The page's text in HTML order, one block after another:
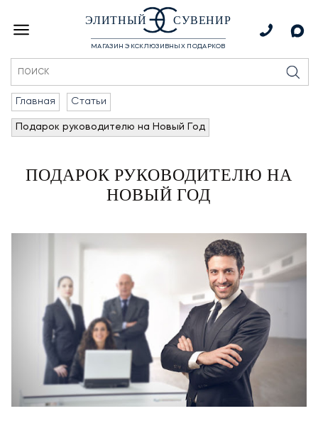
ЭЛИТНЫЙ СУВЕНИР
МАГАЗИН ЭКСКЛЮЗИВНЫХ ПОДАРКОВ
Главная Статьи
Подарок руководителю на Новый Год
ПОДАРОК РУКОВОДИТЕЛЮ НА
НОВЫЙ ГОД